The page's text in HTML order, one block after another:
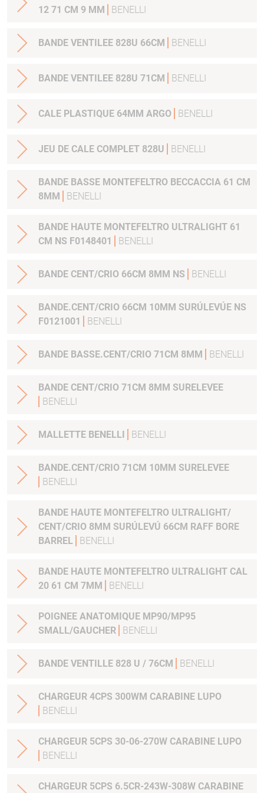
12 71 CM 9 MM
BENELLI
BANDE VENTILEE 828U 66CM BENELLI
BANDE VENTILEE 828U 71CM BENELLI
CALE PLASTIQUE 64MM ARGO BENELLI
JEU DE CALE COMPLET 828U BENELLI
BANDE BASSE MONTEFELTRO BECCACCIA 61 CM
8MM
BENELLI
BANDE HAUTE MONTEFELTRO ULTRALIGHT 61
CM NS F0148401
BENELLI
BANDE CENT/CRIO 66CM 8MM NS BENELLI
BANDE.CENT/CRIO 66CM 10MM SURÚLEVÚE NS
F0121001
BENELLI
BANDE BASSE.CENT/CRIO 71CM 8MM BENELLI
BANDE CENT/CRIO 71CM 8MM SURELEVEE
BENELLI
MALLETTE BENELLI BENELLI
BANDE.CENT/CRIO 71CM 10MM SURELEVEE
BENELLI
BANDE HAUTE MONTEFELTRO ULTRALIGHT/
CENT/CRIO 8MM SURÚLEVÚ 66CM RAFF BORE
BARREL
BENELLI
BANDE HAUTE MONTEFELTRO ULTRALIGHT CAL
20 61 CM 7MM
BENELLI
POIGNEE ANATOMIQUE MP90/MP95
SMALL/GAUCHER
BENELLI
BANDE VENTILLE 828 U / 76CM BENELLI
CHARGEUR 4CPS 300WM CARABINE LUPO
BENELLI
CHARGEUR 5CPS 30-06-270W CARABINE LUPO
BENELLI
CHARGEUR 5CPS 6.5CR-243W-308W CARABINE